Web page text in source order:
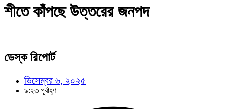
শীতে কাঁপছে উত্তরের জনপদ
ডেস্ক রিপোর্ট
ডিসেম্বর ৬, ২০২৫
৯:২৩ পূর্বাহ্ণ